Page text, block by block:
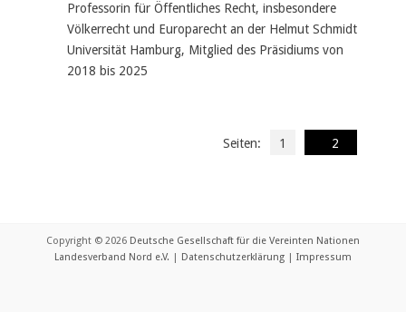
Professorin für Öffentliches Recht, insbesondere
Völkerrecht und Europarecht an der Helmut Schmidt
Universität Hamburg, Mitglied des Präsidiums von
2018 bis 2025
Seiten: 1 2
Copyright © 2026 Deutsche Gesellschaft für die Vereinten Nationen
Landesverband Nord e.V. | Datenschutzerklärung | Impressum